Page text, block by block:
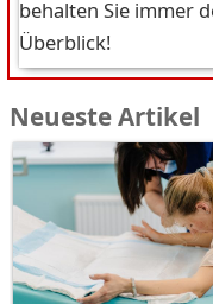
behalten Sie immer
Überblick!
Neueste Artikel